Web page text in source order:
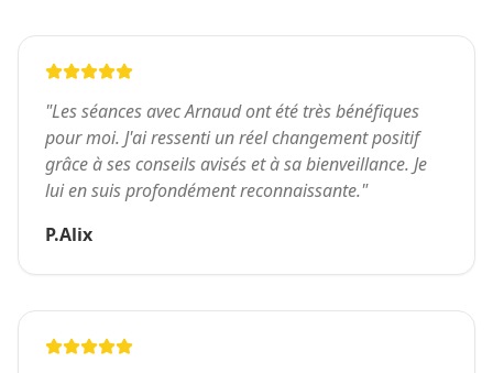
"Les séances avec Arnaud ont été très bénéfiques
pour moi. J'ai ressenti un réel changement positif
grâce à ses conseils avisés et à sa bienveillance. Je
lui en suis profondément reconnaissante."
P.Alix